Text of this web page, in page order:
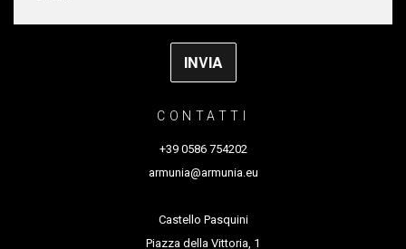
CONTATTI
+39 0586 754202
armunia@armunia.eu
Castello Pasquini
Piazza della Vittoria, 1